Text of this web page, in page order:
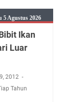
Agustus 2026
Tidak Perlu Iri, Kita
yang Terlihat
Puncak
Ikan
Luar
2012
Tahun